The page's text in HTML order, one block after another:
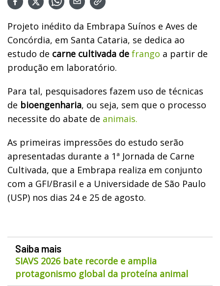
Projeto inédito da Embrapa Suínos e Aves de
Concórdia, em Santa Cataria, se dedica ao
estudo de carne cultivada de frango a partir de
produção em laboratório.
Para tal, pesquisadores fazem uso de técnicas
de bioengenharia, ou seja, sem que o processo
necessite do abate de animais.
As primeiras impressões do estudo serão
apresentadas durante a 1ª Jornada de Carne
Cultivada, que a Embrapa realiza em conjunto
com a GFI/Brasil e a Universidade de São Paulo
(USP) nos dias 24 e 25 de agosto.
Saiba mais
SIAVS 2026 bate recorde e amplia
protagonismo global da proteína animal